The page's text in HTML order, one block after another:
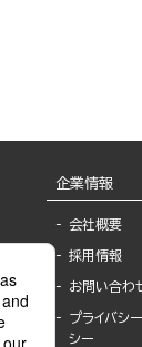
企業情報
会社概要
採用情報
お問い合わ
プライバシ
シー